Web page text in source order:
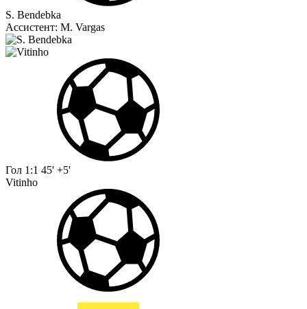
S. Bendebka
Ассистент: M. Vargas
Гол 1:1 45' +5'
Vitinho